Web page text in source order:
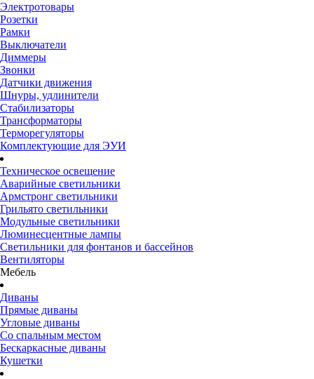
Электротовары
Розетки
Рамки
Выключатели
Диммеры
Звонки
Датчики движения
Шнуры, удлинители
Стабилизаторы
Трансформаторы
Терморегуляторы
Комплектующие для ЭУИ
Техническое освещение
Аварийные светильники
Армстронг светильники
Грильято светильники
Модульные светильники
Люминесцентные лампы
Светильники для фонтанов и бассейнов
Вентиляторы
Мебель
Диваны
Прямые диваны
Угловые диваны
Со спальным местом
Бескаркасные диваны
Кушетки